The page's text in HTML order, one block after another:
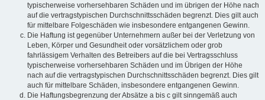
typischerweise vorhersehbaren Schäden und im übrigen der Höhe nach
auf die vertragstypischen Durchschnittsschäden begrenzt. Dies gilt auch
für mittelbare Folgeschäden wie insbesondere entgangenen Gewinn.
Die Haftung ist gegenüber Unternehmern außer bei der Verletzung von
Leben, Körper und Gesundheit oder vorsätzlichem oder grob
fahrlässigem Verhalten des Betreibers auf die bei Vertragsschluss
typischerweise vorhersehbaren Schäden und im Übrigen der Höhe
nach auf die vertragstypischen Durchschnittsschäden begrenzt. Dies gilt
auch für mittelbare Schäden, insbesondere entgangenen Gewinn.
Die Haftungsbegrenzung der Absätze a bis c gilt sinngemäß auch